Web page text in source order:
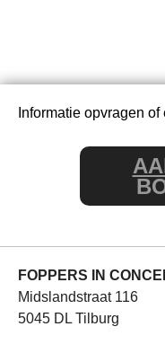
Informatie opvragen
FOPPERS IN
Midslandstraat 116
5045 DL Tilburg